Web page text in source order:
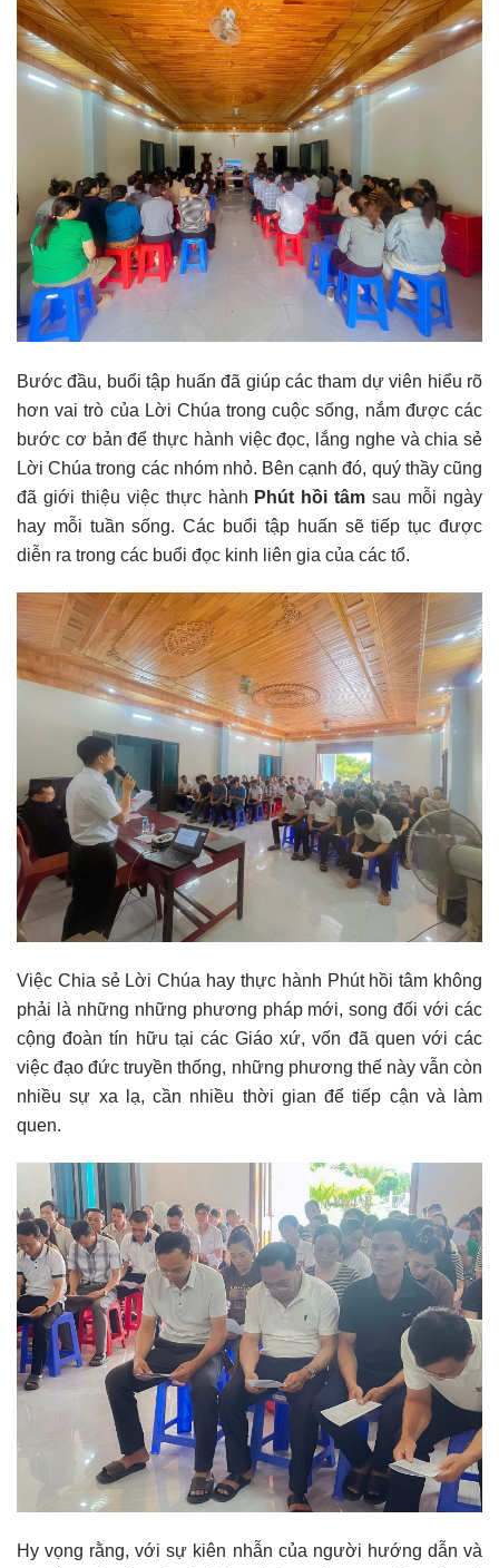
Bước đầu, buổi tập huấn đã giúp các tham dự viên hiểu rõ
hơn vai trò của Lời Chúa trong cuộc sống, nắm được các
bước cơ bản để thực hành việc đọc, lắng nghe và chia sẻ
Lời Chúa trong các nhóm nhỏ. Bên cạnh đó, quý thầy cũng
đã giới thiệu việc thực hành Phút hồi tâm sau mỗi ngày
hay mỗi tuần sống. Các buổi tập huấn sẽ tiếp tục được
diễn ra trong các buổi đọc kinh liên gia của các tổ.
Việc Chia sẻ Lời Chúa hay thực hành Phút hồi tâm không
phải là những những phương pháp mới, song đối với các
cộng đoàn tín hữu tại các Giáo xứ, vốn đã quen với các
việc đạo đức truyền thống, những phương thế này vẫn còn
nhiều sự xa lạ, cần nhiều thời gian để tiếp cận và làm
quen.
Hy vọng rằng, với sự kiên nhẫn của người hướng dẫn và